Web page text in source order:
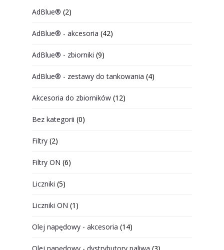
AdBlue® (2)
AdBlue® - akcesoria (42)
AdBlue® - zbiorniki (9)
AdBlue® - zestawy do tankowania (4)
Akcesoria do zbiorników (12)
Bez kategorii (0)
Filtry (2)
Filtry ON (6)
Liczniki (5)
Liczniki ON (1)
Olej napędowy - akcesoria (14)